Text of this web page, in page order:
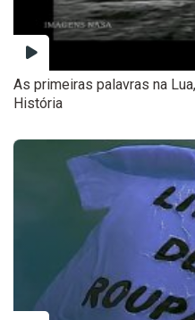
As primeiras palavras na
História